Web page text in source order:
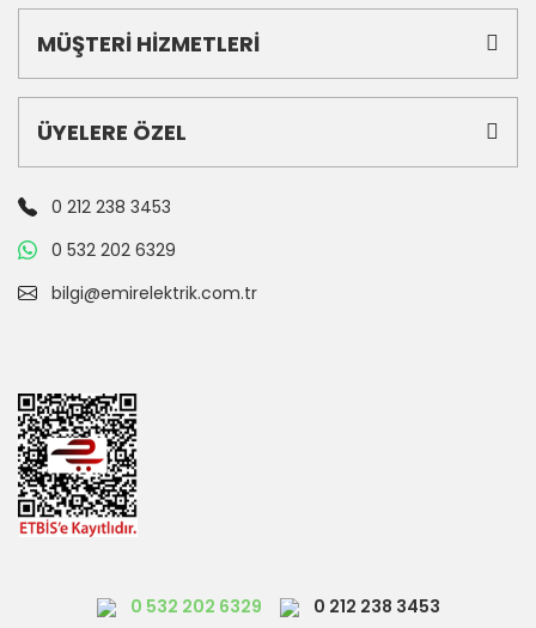
MÜŞTERİ HİZMETLERİ
ÜYELERE ÖZEL
0 212 238 3453
0 532 202 6329
bilgi@emirelektrik.com.tr
0 532 202 6329 0 212 238 3453